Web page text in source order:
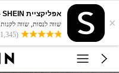
×
אפליקציית SHEIN - מוכן, הכן, סטייל!
שווה לנסות, שווה לקנות
(1,345)